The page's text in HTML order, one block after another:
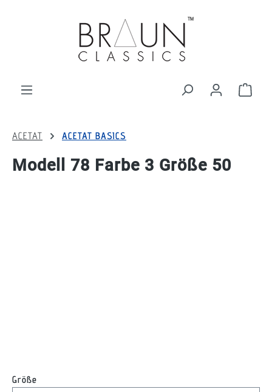
ACETAT ACETAT BASICS
Modell 78 Farbe 3 Größe 50
Größe